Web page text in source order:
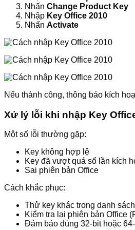
Nhấn Change Product Key
Nhập Key Office 2010
Nhấn Activate
Nếu thành công, thông báo kích
Xử lý lỗi khi nhập Key
Một số lỗi thường gặp:
Key không hợp lệ
Key đã vượt quá số lần kích
Sai phiên bản Office
Cách khắc phục:
Thử key khác trong danh sách
Kiểm tra lại phiên bản Office
Đảm bảo đúng 32-bit hoặc